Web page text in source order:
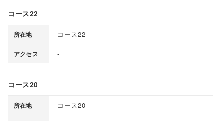
コース22
所在地 コース22
アクセス -
コース20
所在地 コース20